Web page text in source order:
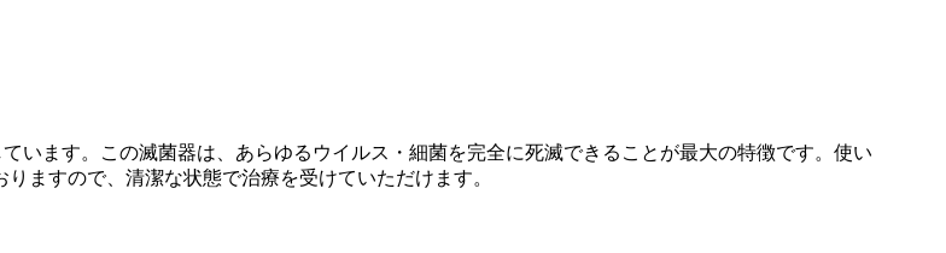
います。この滅菌器は、あらゆるウイルス・細菌を完全に死滅できることが最大の特徴です。使い
ますので、清潔な状態で治療を受けていただけます。